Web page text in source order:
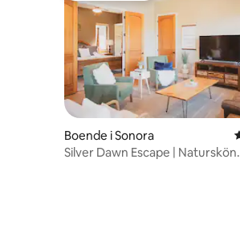
Boende i Sonora
Silver Dawn Escape | Naturskön